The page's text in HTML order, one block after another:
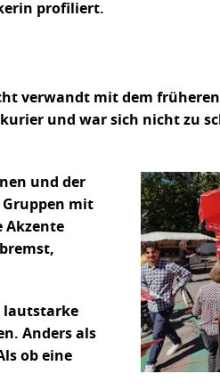
profiliert.
verwandt mit dem
und war sich nicht zu
und der
Gruppen mit
Akzente
lautstarke
Anders als
ob eine